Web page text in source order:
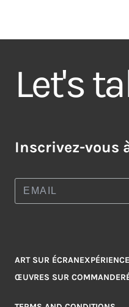
Let's
Inscrivez-vous
ART SUR ÉCRAN
ŒUVRES SUR COMMANDE